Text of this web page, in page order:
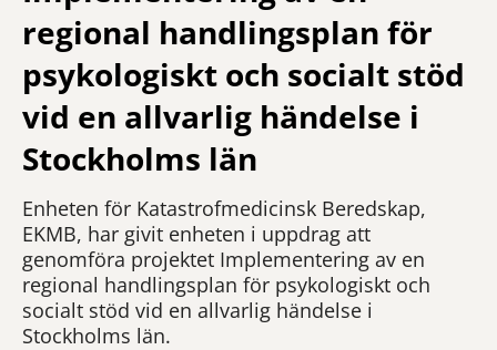
regional handlingsplan för
psykologiskt och socialt stöd
vid en allvarlig händelse i
Stockholms län
Enheten för Katastrofmedicinsk Beredskap,
EKMB, har givit enheten i uppdrag att
genomföra projektet Implementering av en
regional handlingsplan för psykologiskt och
socialt stöd vid en allvarlig händelse i
Stockholms län.